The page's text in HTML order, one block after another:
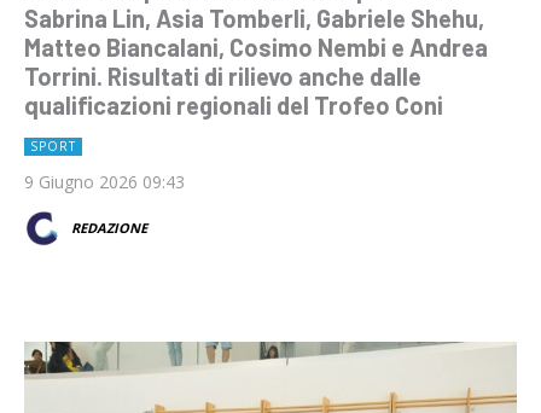
Sabrina Lin, Asia Tomberli, Gabriele Shehu,
Matteo Biancalani, Cosimo Nembi e Andrea
Torrini. Risultati di rilievo anche dalle
qualificazioni regionali del Trofeo Coni
SPORT
9 Giugno 2026 09:43
REDAZIONE